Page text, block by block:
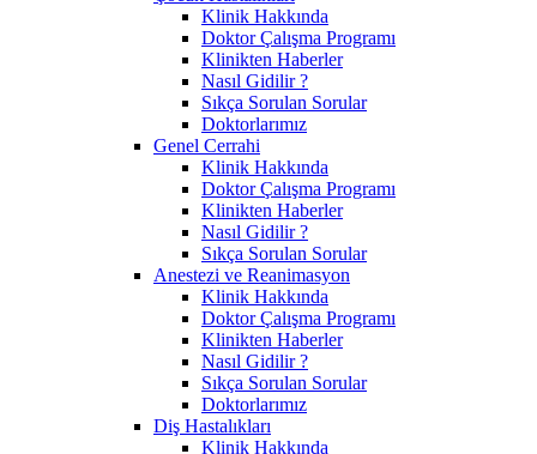
Klinik Hakkında
Doktor Çalışma Programı
Klinikten Haberler
Nasıl Gidilir ?
Sıkça Sorulan Sorular
Doktorlarımız
Genel Cerrahi
Klinik Hakkında
Doktor Çalışma Programı
Klinikten Haberler
Nasıl Gidilir ?
Sıkça Sorulan Sorular
Anestezi ve Reanimasyon
Klinik Hakkında
Doktor Çalışma Programı
Klinikten Haberler
Nasıl Gidilir ?
Sıkça Sorulan Sorular
Doktorlarımız
Diş Hastalıkları
Klinik Hakkında